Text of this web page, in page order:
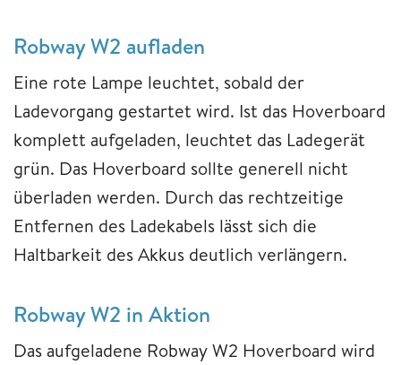
Robway W2 aufladen
Eine rote Lampe leuchtet, sobald der
Ladevorgang gestartet wird. Ist das Hoverboard
komplett aufgeladen, leuchtet das Ladegerät
grün. Das Hoverboard sollte generell nicht
überladen werden. Durch das rechtzeitige
Entfernen des Ladekabels lässt sich die
Haltbarkeit des Akkus deutlich verlängern.
Robway W2 in Aktion
Das aufgeladene Robway W2 Hoverboard wird